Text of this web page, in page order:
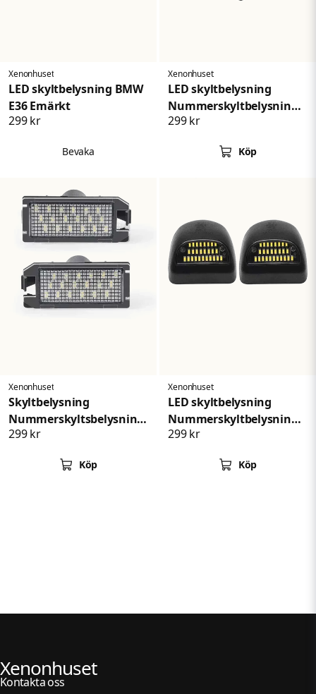
Xenonhuset
LED skyltbelysning BMW
E36 Emärkt
299 kr
Bevaka
Xenonhuset
LED skyltbelysning
Nummerskyltbelysning
Ford Fusion Focus
299 kr
Köp
Xenonhuset
Skyltbelysning
Nummerskyltsbelysning
Fiat Dodge Maserati
299 kr
Köp
Xenonhuset
LED skyltbelysning
Nummerskyltbelysning
Chevrolet Silverado
299 kr
Köp
Xenonhuset
Kontakta oss